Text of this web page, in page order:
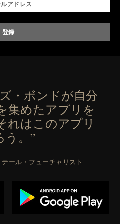
・ボンドが自分
集めたアプリを
れはこのアプリ
う。”
ール・フューチャリスト